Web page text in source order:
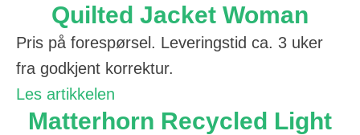
Quilted Jacket Woman
Pris på forespørsel. Leveringstid ca. 3 uker
fra godkjent korrektur.
Les artikkelen
Matterhorn Recycled Light